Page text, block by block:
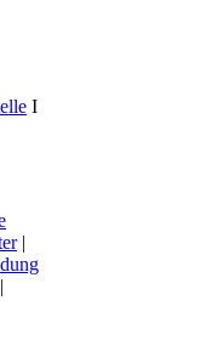
I
|
|